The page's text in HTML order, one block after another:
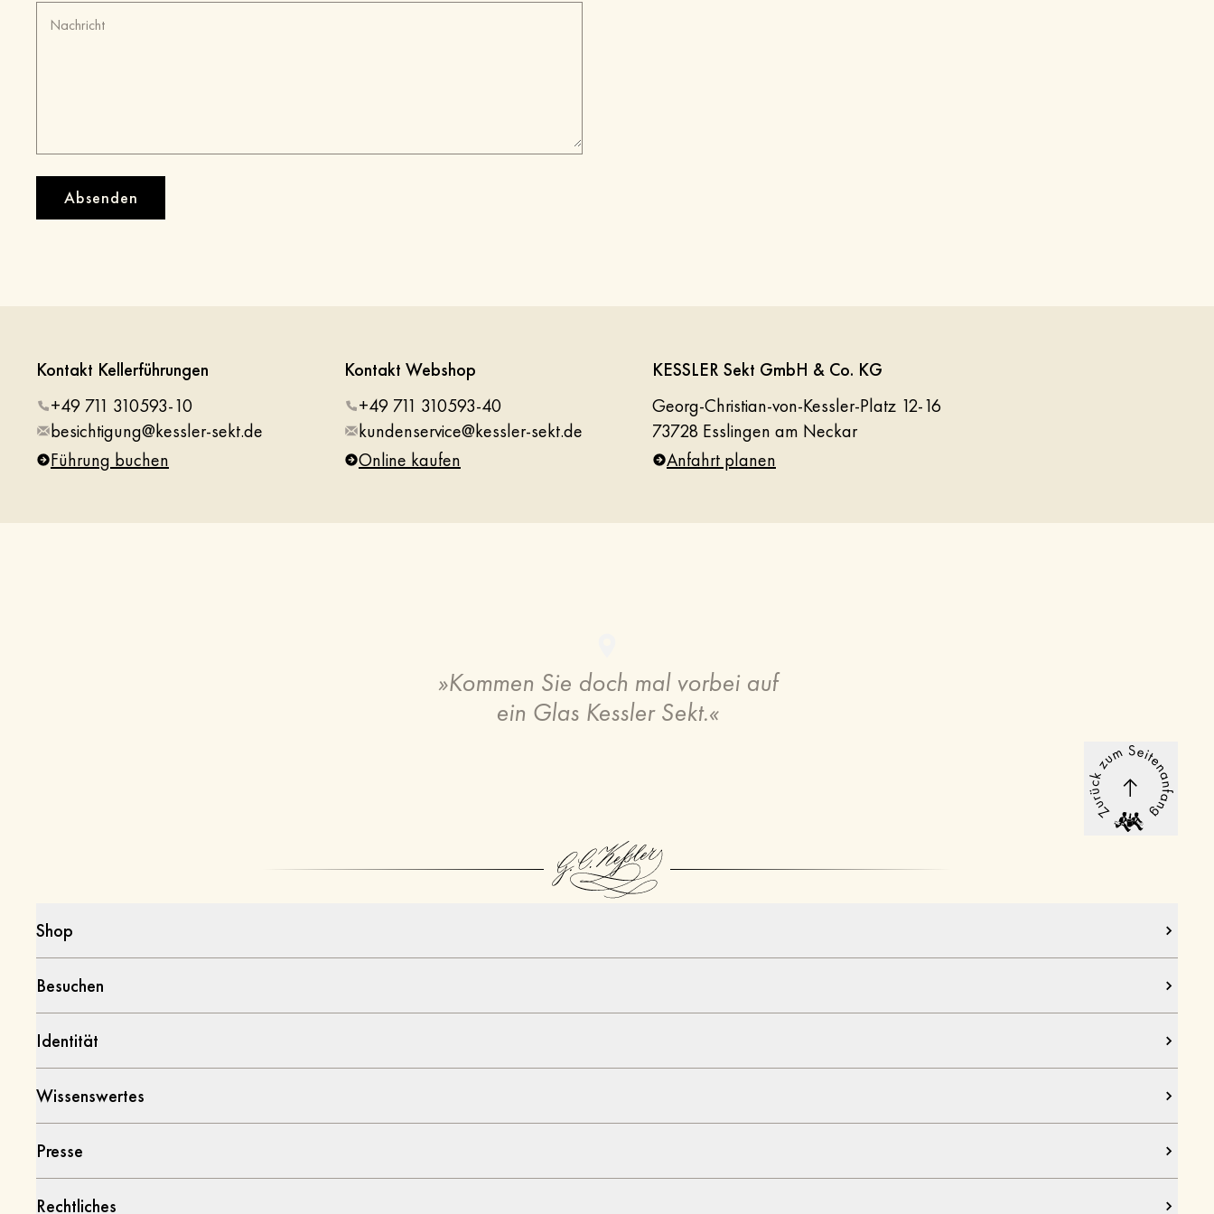
Absenden
Kontakt Kellerführungen
+49 711 310593-10
besichtigung@kessler-sekt.de
Führung buchen
Kontakt Webshop
+49 711 310593-40
kundenservice@kessler-sekt.de
Online kaufen
KESSLER Sekt GmbH & Co. KG
Georg-Christian-von-Kessler-Platz 12-16
73728 Esslingen am Neckar
Anfahrt planen
»Kommen Sie doch mal vorbei auf
ein Glas Kessler Sekt.«
Shop
Besuchen
Identität
Wissenswertes
Presse
Rechtliches